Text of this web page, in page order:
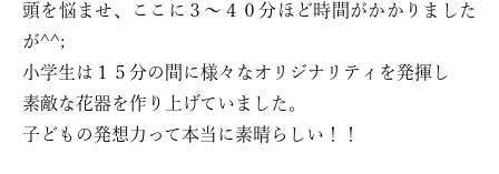
頭を悩ませ、ここに３〜４０分ほど時間がかかりました
が^^;
小学生は１５分の間に様々なオリジナリティを発揮し
素敵な花器を作り上げていました。
子どもの発想力って本当に素晴らしい！！